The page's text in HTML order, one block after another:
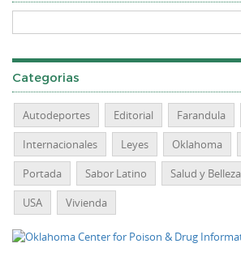
Categorias
Autodeportes Editorial Farandula
Internacionales
Leyes Oklahoma
Portada
Sabor Latino Salud y Belleza
USA
Vivienda